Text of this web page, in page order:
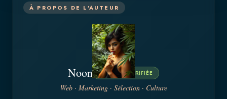
À PROPOS DE L'AUTEUR
Noon BREEDER VÉRIFIÉE
Web · Marketing · Sélection · Culture